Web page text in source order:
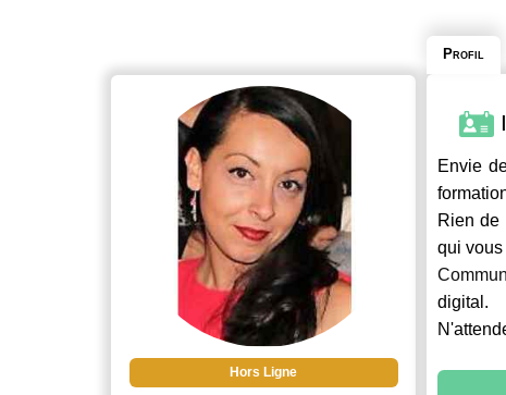
Hors Ligne
Profil
Envie
Rien de
qui vous
digital.